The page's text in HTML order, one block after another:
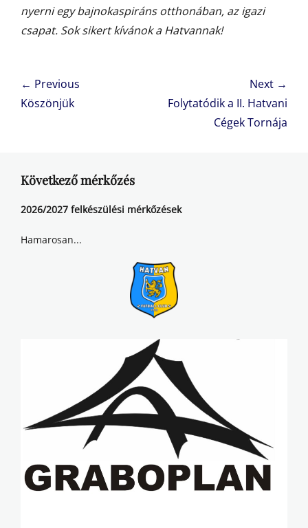
nyerni egy bajnokaspiráns otthonában, az igazi
csapat. Sok sikert kívánok a Hatvannak!
Bejegyzés
navigáció
← Previous
Previous
Köszönjük
Next →
NextFolytatódik a II. Hatvani
Cégek Tornája
Következő mérkőzés
2026/2027 felkészülési mérkőzések
Hamarosan...